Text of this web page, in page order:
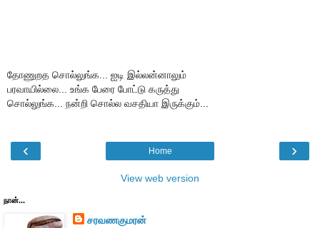
தோணுறத சொல்லுங்க... ஐடி இல்லன்னாலும்
பரவாயில்லை... உங்க பேரை போட்டு கருத்து
சொல்லுங்க... நன்றி சொல்ல வசதியா இருக்கும்...
‹ ›
Home
View web version
நான்...
சரவணகுமரன்